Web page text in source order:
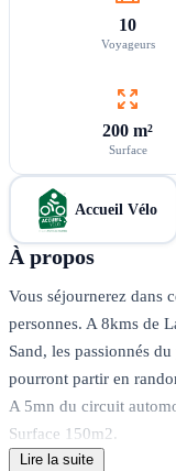
10
Voyageurs
200 m²
Surface
Accueil Vélo
À propos
Vous séjournerez dans
personnes. A 8kms de
Sand, les passionnés
pourront partir en
A 5mn du circuit
Surface 150m2.
En rez-de-chaussée :
Lire la suite